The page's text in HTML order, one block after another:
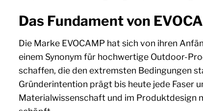
Das Fundament von
Die Marke EVOCAMP hat sich von ihren
einem Synonym für hochwertige Outdoor-
schaffen, die den extremsten Bedingungen
Gründerintention prägt bis heute jede Faser
Materialwissenschaft und im Produktdesign